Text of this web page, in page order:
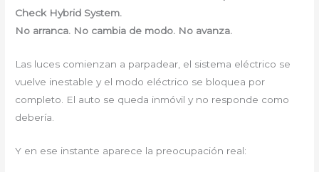
Check Hybrid System.
No arranca. No cambia de modo. No avanza.
Las luces comienzan a parpadear, el sistema eléctrico se
vuelve inestable y el modo eléctrico se bloquea por
completo. El auto se queda inmóvil y no responde como
debería.
Y en ese instante aparece la preocupación real: